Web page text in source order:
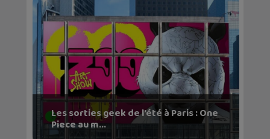
Les sorties geek de l’été à Paris : One
Piece au m...